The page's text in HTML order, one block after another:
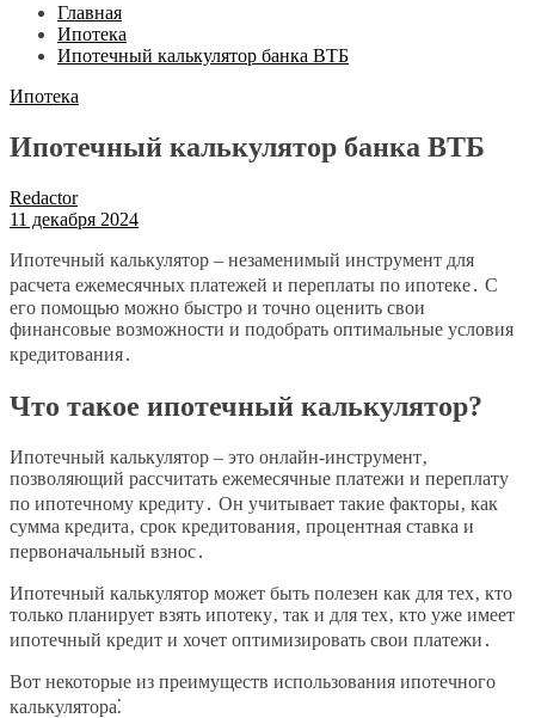
Главная
Ипотека
Ипотечный калькулятор банка ВТБ
Ипотека
Ипотечный калькулятор банка ВТБ
Redactor
11 декабря 2024
Ипотечный калькулятор – незаменимый инструмент для
расчета ежемесячных платежей и переплаты по ипотеке․ С
его помощью можно быстро и точно оценить свои
финансовые возможности и подобрать оптимальные условия
кредитования․
Что такое ипотечный калькулятор?
Ипотечный калькулятор – это онлайн-инструмент‚
позволяющий рассчитать ежемесячные платежи и переплату
по ипотечному кредиту․ Он учитывает такие факторы‚ как
сумма кредита‚ срок кредитования‚ процентная ставка и
первоначальный взнос․
Ипотечный калькулятор может быть полезен как для тех‚ кто
только планирует взять ипотеку‚ так и для тех‚ кто уже имеет
ипотечный кредит и хочет оптимизировать свои платежи․
Вот некоторые из преимуществ использования ипотечного
калькулятора⁚